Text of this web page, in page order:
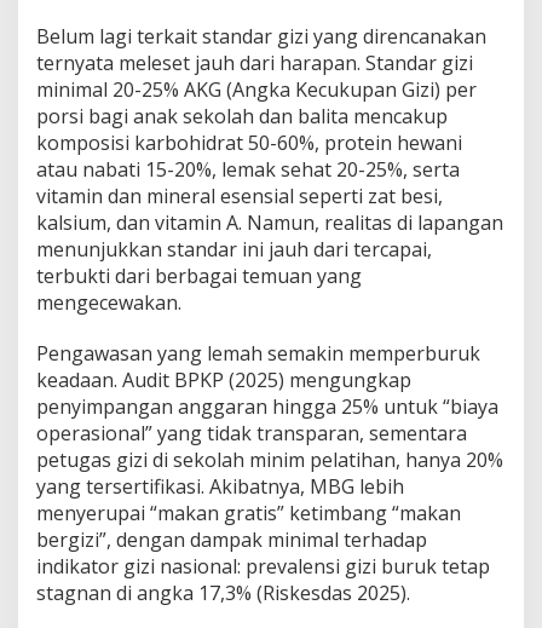
Belum lagi terkait standar gizi yang direncanakan
ternyata meleset jauh dari harapan. Standar gizi
minimal 20-25% AKG (Angka Kecukupan Gizi) per
porsi bagi anak sekolah dan balita mencakup
komposisi karbohidrat 50-60%, protein hewani
atau nabati 15-20%, lemak sehat 20-25%, serta
vitamin dan mineral esensial seperti zat besi,
kalsium, dan vitamin A. Namun, realitas di lapangan
menunjukkan standar ini jauh dari tercapai,
terbukti dari berbagai temuan yang
mengecewakan.
Pengawasan yang lemah semakin memperburuk
keadaan. Audit BPKP (2025) mengungkap
penyimpangan anggaran hingga 25% untuk “biaya
operasional” yang tidak transparan, sementara
petugas gizi di sekolah minim pelatihan, hanya 20%
yang tersertifikasi. Akibatnya, MBG lebih
menyerupai “makan gratis” ketimbang “makan
bergizi”, dengan dampak minimal terhadap
indikator gizi nasional: prevalensi gizi buruk tetap
stagnan di angka 17,3% (Riskesdas 2025).